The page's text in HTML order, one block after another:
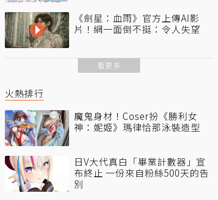
《劍星：血雨》官方上傳AI影
片！網一面倒不挺：令人失望
看更多
火熱排行
魔鬼身材！Coser扮《勝利女
神：妮姬》瑪律恰那泳裝造型
日V大代真白「畢業計數器」宣
布終止 一份來自粉絲500天的告
別